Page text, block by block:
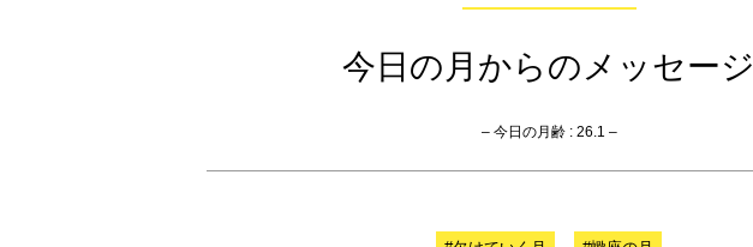
今日の月からのメッセージ
– 今日の月齢 : 26.1 –